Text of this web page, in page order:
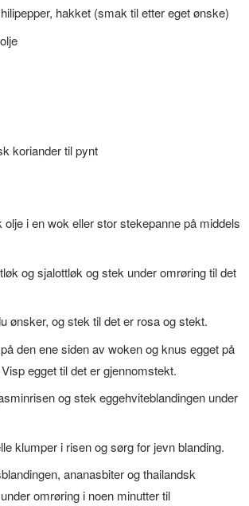
hakket (smak til etter eget ønske)
koriander til pynt
olje i en wok eller stor stekepanne på middels
og sjalottløk og stek under omrøring til det
ønsker, og stek til det er rosa og stekt.
den ene siden av woken og knus egget på
egget til det er gjennomstekt.
og stek eggehviteblandingen under
klumper i risen og sørg for jevn blanding.
ananasbiter og thailandsk
omrøring i noen minutter til